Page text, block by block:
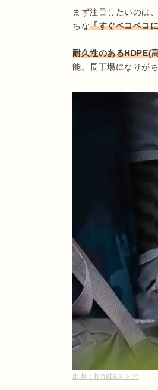
まず注目したいのは、
ちな「すぐベコベコ
耐久性のあるHDPE(
能。長丁場になりが
出典： hinataストア